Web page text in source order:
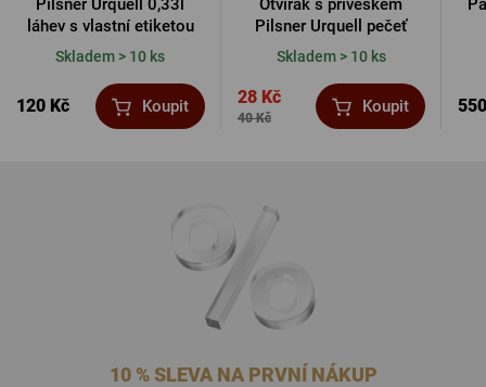
Pilsner Urquell 0,33l
láhev s vlastní etiketou
Skladem > 10 ks
120 Kč Koupit
Otvírák s přívěskem
Pilsner Urquell pečeť
Skladem > 10 ks
40 Kč
28 Kč Koupit
10 % SLEVA NA PRVNÍ NÁKUP